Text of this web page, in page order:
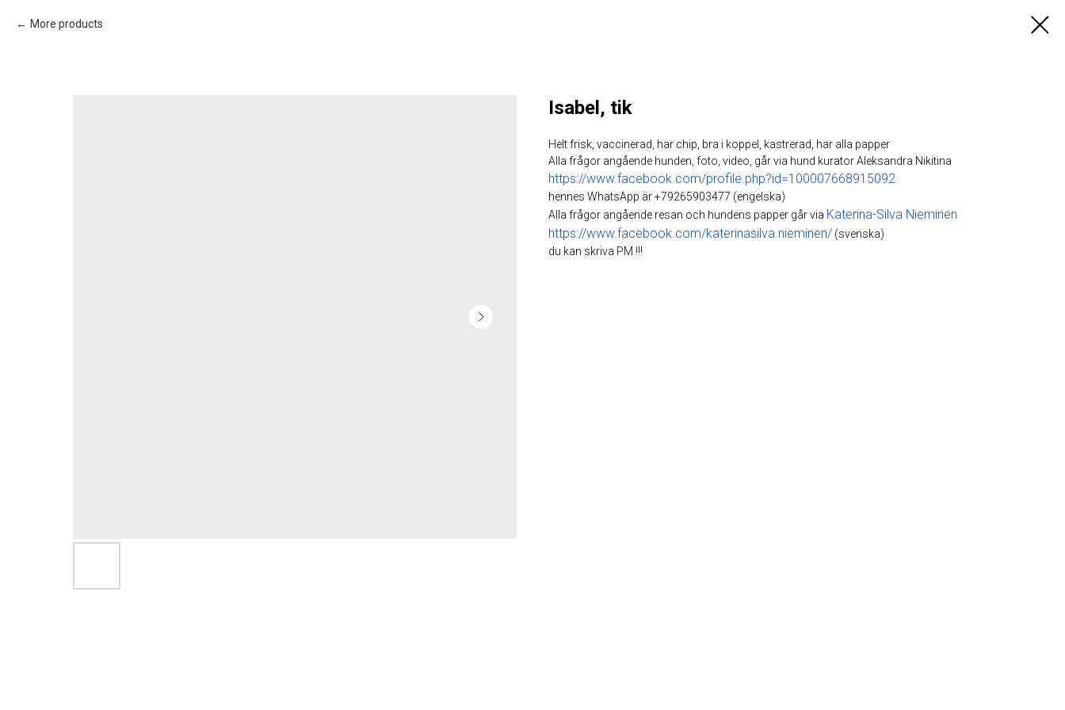
More products
Isabel, tik
Helt frisk, vaccinerad, har chip, bra i koppel, kastrerad, har alla papper
Alla frågor angående hunden, foto, video, går via hund kurator Aleksandra Nikitina
https://www.facebook.com/profile.php?id=100007668915092
hennes WhatsApp är +79265903477 (engelska)
Alla frågor angående resan och hundens papper går via Katerina-Silva Nieminen
https://www.facebook.com/katerinasilva.nieminen/ (svenska)
du kan skriva PM !!!